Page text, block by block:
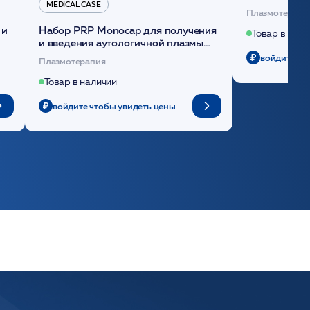
MEDICAL CASE
Набор PRP Monocap для получения
и введения аутологичной плазмы
(саше 1шт)/Medical Case
Плазмотерапия
Товар в наличии
войдите чтобы увидеть цены
плазмы
Товар в
войдите